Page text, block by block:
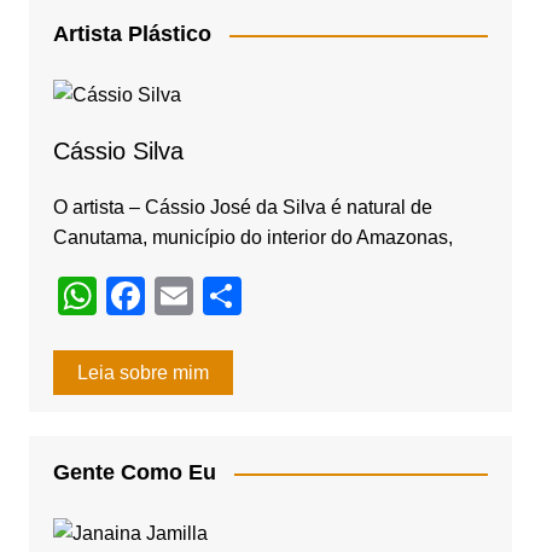
e
b
o
k
gr
a
Artista Plástico
Cássio Silva
O artista – Cássio José da Silva é natural de
Canutama, município do interior do Amazonas,
W
at
p
p
F
c
o
o
E
ail
Leia sobre mim
Gente Como Eu